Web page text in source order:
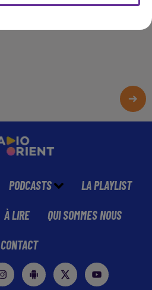
40 min 53 sec
PODCASTS LA PLAYLIST
À LIRE QUI SOMMES NOUS
CONTACT